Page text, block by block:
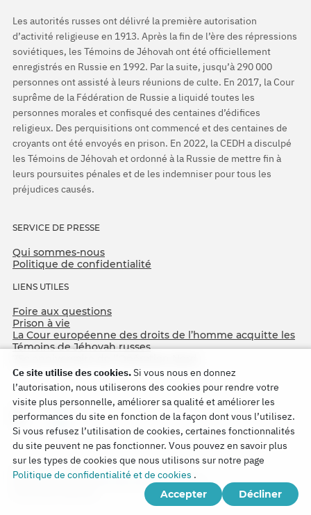
Les autorités russes ont délivré la première autorisation
d’activité religieuse en 1913. Après la fin de l’ère des répressions
soviétiques, les Témoins de Jéhovah ont été officiellement
enregistrés en Russie en 1992. Par la suite, jusqu’à 290 000
personnes ont assisté à leurs réunions de culte. En 2017, la Cour
suprême de la Fédération de Russie a liquidé toutes les
personnes morales et confisqué des centaines d’édifices
religieux. Des perquisitions ont commencé et des centaines de
croyants ont été envoyés en prison. En 2022, la CEDH a disculpé
les Témoins de Jéhovah et ordonné à la Russie de mettre fin à
leurs poursuites pénales et de les indemniser pour tous les
préjudices causés.
SERVICE DE PRESSE
Qui sommes-nous
Politique de confidentialité
LIENS UTILES
Foire aux questions
Prison à vie
La Cour européenne des droits de l’homme acquitte les
Témoins de Jéhovah russes
Copyright © 2026
Watch Tower Bible and Tract Society of Korea.
Ce site utilise des cookies.Si vous nous en donnez
l’autorisation, nous utiliserons des cookies pour rendre votre
visite plus personnelle, améliorer sa qualité et améliorer les
performances du site en fonction de la façon dont vous l’utilisez.
Si vous refusez l’utilisation de cookies, certaines fonctionnalités
du site peuvent ne pas fonctionner. Vous pouvez en savoir plus
sur les types de cookies que nous utilisons sur notre page
Politique de confidentialité et de cookies .
Accepter
Décliner